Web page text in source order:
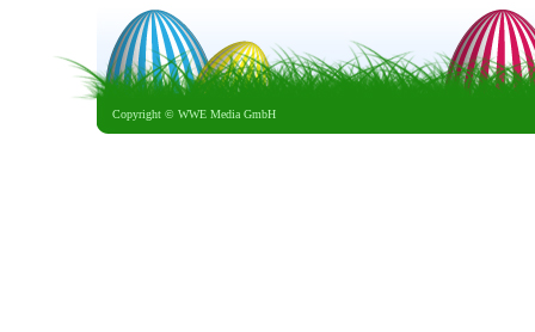
Copyright © WWE Media GmbH